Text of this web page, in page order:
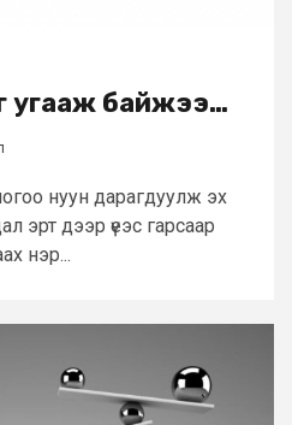
угааж байжээ…
нуун дарагдуулж эх
эрт дээр үеэс гарсаар
нэр...